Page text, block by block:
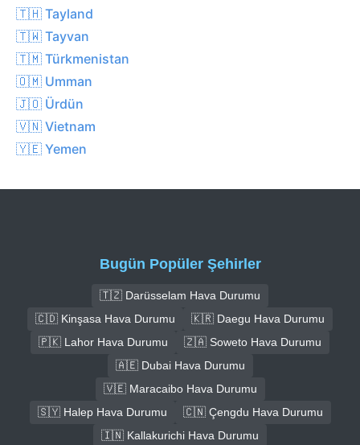
🇹🇭 Tayland
🇹🇼 Tayvan
🇹🇲 Türkmenistan
🇴🇲 Umman
🇯🇴 Ürdün
🇻🇳 Vietnam
🇾🇪 Yemen
Bugün Popüler Şehirler
🇹🇿 Darüsselam Hava Durumu
🇨🇩 Kinşasa Hava Durumu
🇰🇷 Daegu Hava Durumu
🇵🇰 Lahor Hava Durumu
🇿🇦 Soweto Hava Durumu
🇦🇪 Dubai Hava Durumu
🇻🇪 Maracaibo Hava Durumu
🇸🇾 Halep Hava Durumu
🇨🇳 Çengdu Hava Durumu
🇮🇳 Kallakurichi Hava Durumu